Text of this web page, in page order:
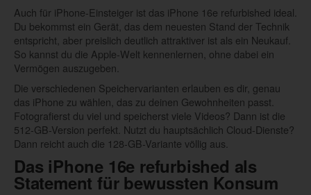
Auch für iPhone-Einsteiger ist das iPhone 16e refurbished ideal.
Du bekommst ein Gerät, das dem neuesten Stand der Technik
entspricht, aber preislich deutlich attraktiver ist als ein Neukauf.
So kannst du die Apple-Welt kennenlernen, ohne dabei ein
Vermögen auszugeben.
Die verschiedenen Speichervarianten erlauben es dir, genau
das iPhone zu wählen, das zu deinen Gewohnheiten passt.
Fotografierst du viel und speicherst viele Videos? Dann ist die
512-GB-Version perfekt. Nutzt du hauptsächlich Cloud-Dienste?
Dann reicht auch die 128-GB-Variante völlig aus.
Das iPhone 16e refurbished als
Statement für bewussten Konsum